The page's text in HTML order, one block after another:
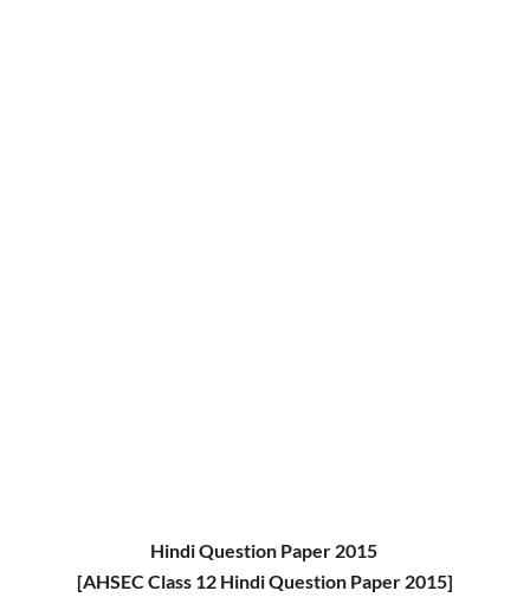
Hindi Question Paper 2015
[AHSEC Class 12 Hindi Question Paper 2015]